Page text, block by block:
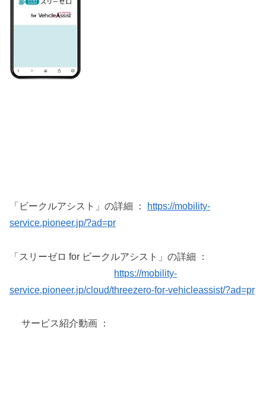
「ビークルアシスト」の詳細 ：
https://mobility-
service.pioneer.jp/?ad=pr
「スリーゼロ for ビークルアシスト」の詳細 ：
https://mobility-
service.pioneer.jp/cloud/threezero-for-vehicleassist/?ad=pr
サービス紹介動画 ：